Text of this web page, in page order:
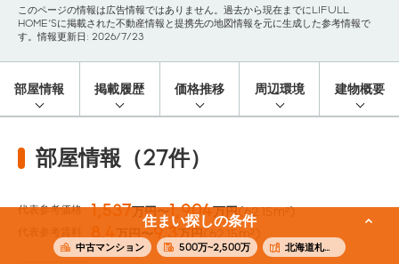
住まい探しの条件
中古マンション 500万~2,500万 北海道札幌市西区
このページの情報は広告情報ではありません。過去から現在までにLIFULL
HOME'Sに掲載された不動産情報と提携先の地図情報を元に生成した参考情報で
す。情報更新日: 2026/7/23
部屋情報 掲載履歴 価格推移 周辺環境 建物概要
部屋情報（27件）
代表参考価格 1,537万円〜1,904万円(62.15m²)
8.4 9.3